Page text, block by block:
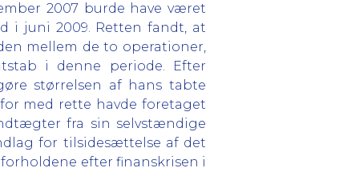
2007 burde have været
i juni 2009. Retten fandt, at
mellem de to operationer,
i denne periode. Efter
størrelsen af hans tabte
med rette havde foretaget
fra sin selvstændige
for tilsidesættelse af det
efter finanskrisen i